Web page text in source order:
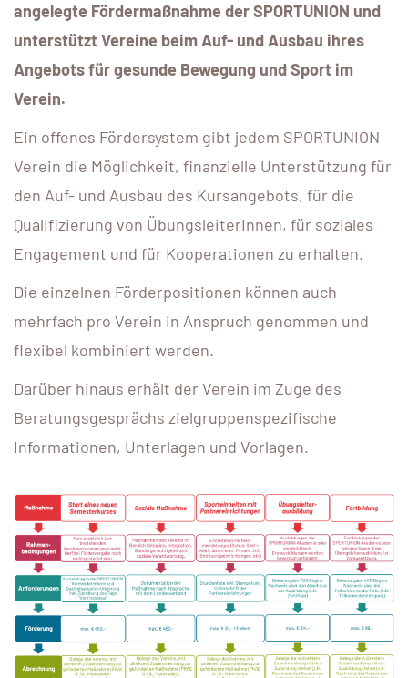
angelegte Fördermaßnahme der SPORTUNION und
unterstützt Vereine beim Auf- und Ausbau ihres
Angebots für gesunde Bewegung und Sport im
Verein.
Ein offenes Fördersystem gibt jedem SPORTUNION
Verein die Möglichkeit, finanzielle Unterstützung für
den Auf- und Ausbau des Kursangebots, für die
Qualifizierung von ÜbungsleiterInnen, für soziales
Engagement und für Kooperationen zu erhalten.
Die einzelnen Förderpositionen können auch
mehrfach pro Verein in Anspruch genommen und
flexibel kombiniert werden.
Darüber hinaus erhält der Verein im Zuge des
Beratungsgesprächs zielgruppenspezifische
Informationen, Unterlagen und Vorlagen.